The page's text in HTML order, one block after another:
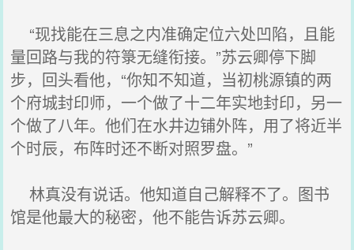
“现找能在三息之内准确定位六处凹陷，且能
量回路与我的符箓无缝衔接。”苏云卿停下脚
步，回头看他，“你知不知道，当初桃源镇的两
个府城封印师，一个做了十二年实地封印，另一
个做了八年。他们在水井边铺外阵，用了将近半
个时辰，布阵时还不断对照罗盘。”
林真没有说话。他知道自己解释不了。图书
馆是他最大的秘密，他不能告诉苏云卿。